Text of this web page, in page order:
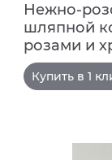
Нежно-
шляпной
розами и
Купить в 1